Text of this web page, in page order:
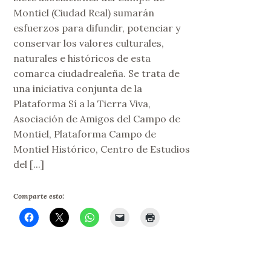
Montiel (Ciudad Real) sumarán
esfuerzos para difundir, potenciar y
conservar los valores culturales,
naturales e históricos de esta
comarca ciudadrealeña. Se trata de
una iniciativa conjunta de la
Plataforma Sí a la Tierra Viva,
Asociación de Amigos del Campo de
Montiel, Plataforma Campo de
Montiel Histórico, Centro de Estudios
del [...]
Comparte esto: